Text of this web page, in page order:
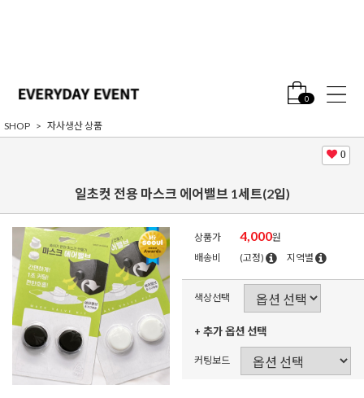
0
SHOP 자사생산 상품
0
일초컷 전용 마스크 에어밸브 1세트(2입)
상품가 4,000원
배송비
(고정) 지역별
색상선택
+ 추가 옵션 선택
커팅보드